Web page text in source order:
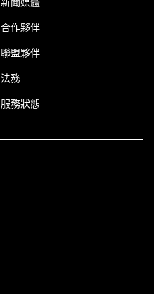
合作夥伴
聯盟夥伴
法務
服務狀態